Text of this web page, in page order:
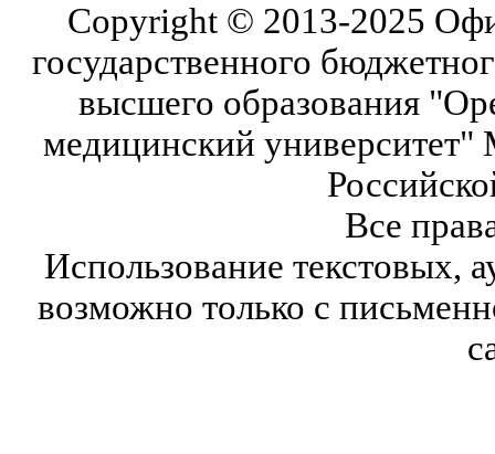
Copyright © 2013-2025
государственного
высшего образования
медицинский университет"
Все
Использование текстовых,
возможно только с